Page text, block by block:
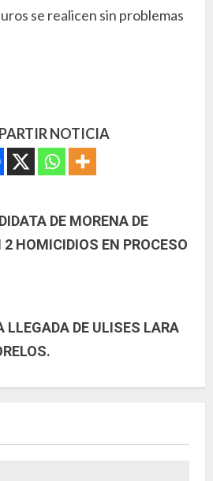
se realicen sin problemas
NOTICIA
DE MORENA DE
HOMICIDIOS EN PROCESO
LLEGADA DE ULISES LARA